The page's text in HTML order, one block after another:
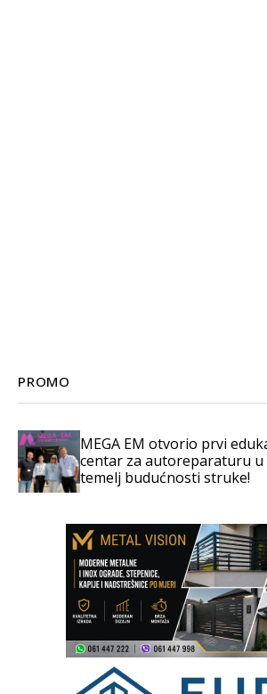
PROMO
MEGA EM otvorio prvi
centar za autoreparaturu u
temelj budućnosti struke!